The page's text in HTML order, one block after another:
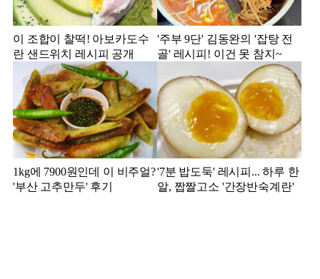
이 조합이 찰떡! 아보카도수
란 샌드위치 레시피 공개
'주부 9단' 김동완의 '잡탕 전
골' 레시피! 이건 못 참지~
1kg에 7900원인데 이 비주얼?
'부산 고추만두' 후기
'7분 밥도둑' 레시피... 하루 한
알, 짭짤고소 '간장반숙계란'